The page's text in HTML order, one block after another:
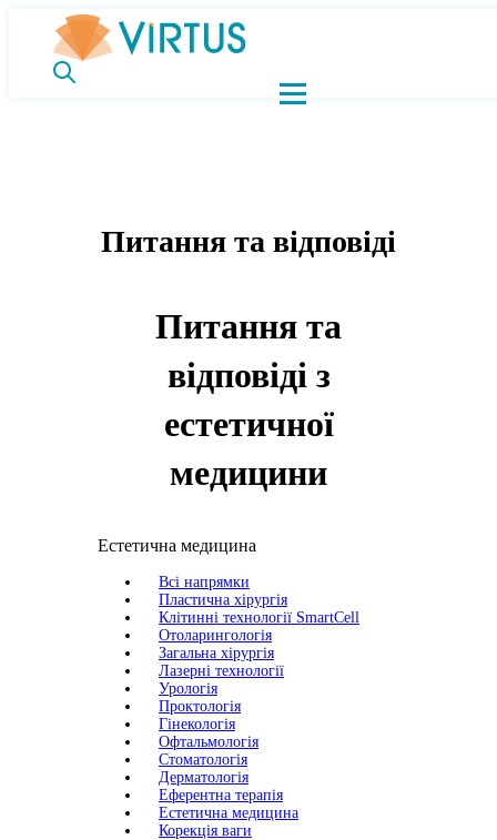
Питання та відповіді
Питання та
відповіді з
естетичної
медицини
Естетична медицина
Всі напрямки
Пластична хірургія
Клітинні технології SmartCell
Отоларингологія
Загальна хірургія
Лазернi технологіï
Урологія
Проктологія
Гінекологія
Офтальмологія
Стоматологія
Дерматологія
Еферентна терапія
Естетична медицина
Корекція ваги